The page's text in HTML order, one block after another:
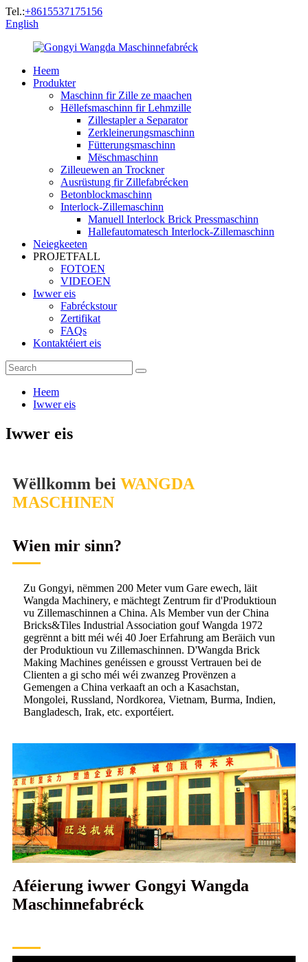
Tel.:+8615537175156
English
Heem
Produkter
Maschinn fir Zille ze maachen
Hëllefsmaschinn fir Lehmzille
Zillestapler a Separator
Zerkleinerungsmaschinn
Fütterungsmaschinn
Mëschmaschinn
Zilleuewen an Trockner
Ausrüstung fir Zillefabrécken
Betonblockmaschinn
Interlock-Zillemaschinn
Manuell Interlock Brick Pressmaschinn
Hallefautomatesch Interlock-Zillemaschinn
Neiegkeeten
PROJETFALL
FOTOEN
VIDEOEN
Iwwer eis
Fabréckstour
Zertifikat
FAQs
Kontaktéiert eis
Heem
Iwwer eis
Iwwer eis
Wëllkomm bei WANGDA
MASCHINEN
Wien mir sinn?
Zu Gongyi, nëmmen 200 Meter vum Gare ewech, läit
Wangda Machinery, e mächtegt Zentrum fir d'Produktioun
vu Zillemaschinnen a China. Als Member vun der China
Bricks&Tiles Industrial Association gouf Wangda 1972
gegrënnt a bitt méi wéi 40 Joer Erfahrung am Beräich vun
der Produktioun vu Zillemaschinnen. D'Wangda Brick
Making Machines genéissen e grousst Vertrauen bei de
Clienten a gi scho méi wéi zwanzeg Provënzen a
Gemengen a China verkaaft an och a Kasachstan,
Mongolei, Russland, Nordkorea, Vietnam, Burma, Indien,
Bangladesch, Irak, etc. exportéiert.
Aféierung iwwer Gongyi Wangda
Maschinnefabréck